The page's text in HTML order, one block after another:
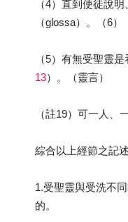
（4）直到使徒說
（glossa）。（6）
（5）有無受聖靈
13）。（靈言）
（註19）可一人、
綜合以上經節之記
1.受聖靈與受洗不
的。